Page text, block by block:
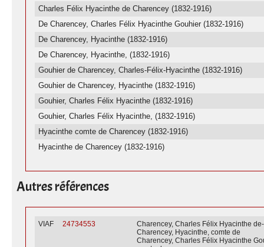
Charles Félix Hyacinthe de Charencey (1832-1916)
De Charencey, Charles Félix Hyacinthe Gouhier (1832-1916)
De Charencey, Hyacinthe (1832-1916)
De Charencey, Hyacinthe, (1832-1916)
Gouhier de Charencey, Charles-Félix-Hyacinthe (1832-1916)
Gouhier de Charencey, Hyacinthe (1832-1916)
Gouhier, Charles Félix Hyacinthe (1832-1916)
Gouhier, Charles Félix Hyacinthe, (1832-1916)
Hyacinthe comte de Charencey (1832-1916)
Hyacinthe de Charencey (1832-1916)
Autres références
VIAF 24734553
Charencey, Charles Félix Hyacinthe de-
Charencey, Hyacinthe, comte de
Charencey, Charles Félix Hyacinthe